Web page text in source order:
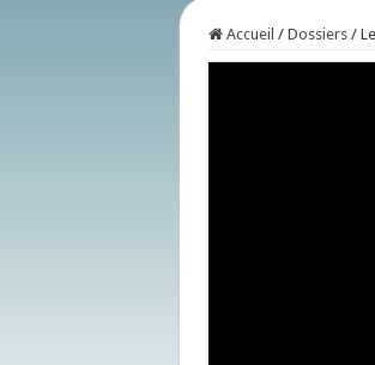
Accueil / Dossiers /